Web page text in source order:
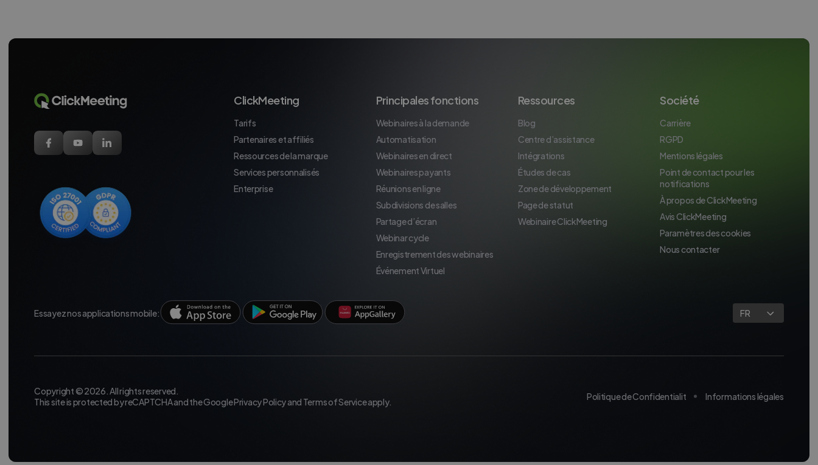
ClickMeeting
Tarifs
Partenaires et affiliés
Ressources de la marque
Services personnalisés
Enterprise
Principales fonctions
Webinaires à la demande
Automatisation
Webinaires en direct
Webinaires payants
Réunions en ligne
Subdivisions de salles
Partage d’écran
Webinar cycle
Enregistrement des webinaires
Événement Virtuel
Ressources
Blog
Centre d’assistance
Intégrations
Études de cas
Zone de développement
Page de statut
Webinaire ClickMeeting
Société
Carrière
RGPD
Mentions légales
Point de contact pour les
notifications
À propos de ClickMeeting
Avis ClickMeeting
Paramètres des cookies
Nous contacter
Essayez nos applications mobile: FR
Copyright © 2026. All rights reserved.
This site is protected by reCAPTCHA and the GooglePrivacy Policyand Terms of Serviceapply. Politique de Confidentialit Informations légales